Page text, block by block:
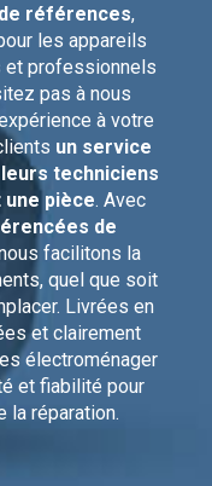
références,
les appareils
et professionnels
pas à nous
à votre
un service
techniciens
pièce. Avec
de
facilitons la
quel que soit
Livrées en
et clairement
électroménager
et fiabilité pour
réparation.